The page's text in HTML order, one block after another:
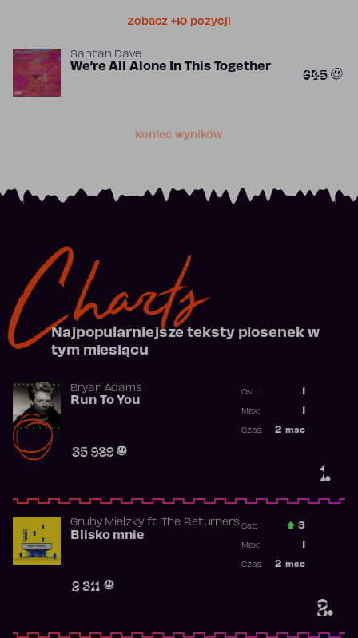
Zobacz +10 pozycji
Santan Dave
We’re All Alone In This Together 645
Koniec wyników
Charts
Najpopularniejsze teksty piosenek w
tym miesiącu
1.
Bryan Adams
Run To You
35 989
Ost.:
Max:
2 msc
Czas:
2.
Gruby Mielzkyft. The Returners
Blisko mnie
2 311
Ost.: 3
Max:
2 msc
Czas: